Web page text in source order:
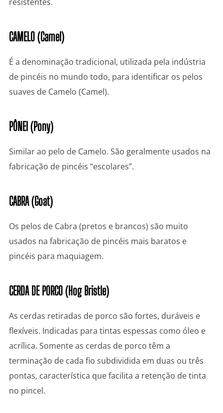
CAMELO (Camel)
É a denominação tradicional, utilizada pela indústria
de pincéis no mundo todo, para identificar os pelos
suaves de Camelo (Camel).
PÔNEI (Pony)
Similar ao pelo de Camelo. São geralmente usados na
fabricação de pincéis “escolares”.
CABRA (Goat)
Os pelos de Cabra (pretos e brancos) são muito
usados na fabricação de pincéis mais baratos e
pincéis para maquiagem.
CERDA DE PORCO (Hog Bristle)
As cerdas retiradas de porco são fortes, duráveis e
flexíveis. Indicadas para tintas espessas como óleo e
acrílica. Somente as cerdas de porco têm a
terminação de cada fio subdividida em duas ou três
pontas, característica que facilita a retenção de tinta
no pincel.